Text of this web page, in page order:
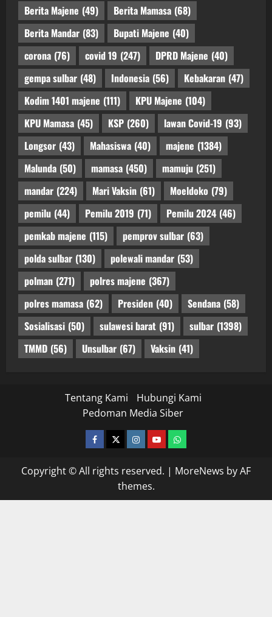
Berita Majene (49) Berita Mamasa (68)
Berita Mandar (83) Bupati Majene (40)
corona (76) covid 19 (247) DPRD Majene (40)
gempa sulbar (48) Indonesia (56) Kebakaran (47)
Kodim 1401 majene (111) KPU Majene (104)
KPU Mamasa (45) KSP (260) lawan Covid-19 (93)
Longsor (43) Mahasiswa (40) majene (1384)
Malunda (50) mamasa (450) mamuju (251)
mandar (224) Mari Vaksin (61) Moeldoko (79)
pemilu (44) Pemilu 2019 (71) Pemilu 2024 (46)
pemkab majene (115) pemprov sulbar (63)
polda sulbar (130) polewali mandar (53)
polman (271) polres majene (367)
polres mamasa (62) Presiden (40) Sendana (58)
Sosialisasi (50) sulawesi barat (91) sulbar (1398)
TMMD (56) Unsulbar (67) Vaksin (41)
Tentang Kami
Hubungi Kami
Pedoman Media Siber
facebooktwitterinstagram.com
youtubewhatsapp
Copyright © All rights reserved. | MoreNews by AF
themes.